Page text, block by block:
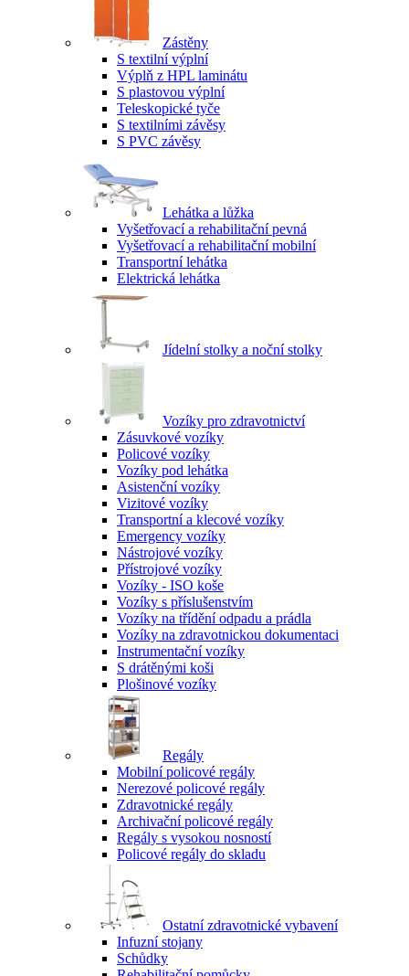
Zástěny
S textilní výplní
Výplň z HPL laminátu
S plastovou výplní
Teleskopické tyče
S textilními závěsy
S PVC závěsy
Lehátka a lůžka
Vyšetřovací a rehabilitační pevná
Vyšetřovací a rehabilitační mobilní
Transportní lehátka
Elektrická lehátka
Jídelní stolky a noční stolky
Vozíky pro zdravotnictví
Zásuvkové vozíky
Policové vozíky
Vozíky pod lehátka
Asistenční vozíky
Vizitové vozíky
Transportní a klecové vozíky
Emergency vozíky
Nástrojové vozíky
Přístrojové vozíky
Vozíky - ISO koše
Vozíky s příslušenstvím
Vozíky na třídění odpadu a prádla
Vozíky na zdravotnickou dokumentaci
Instrumentační vozíky
S drátěnými koši
Plošinové vozíky
Regály
Mobilní policové regály
Nerezové policové regály
Zdravotnické regály
Archivační policové regály
Regály s vysokou nosností
Policové regály do skladu
Ostatní zdravotnické vybavení
Infuzní stojany
Schůdky